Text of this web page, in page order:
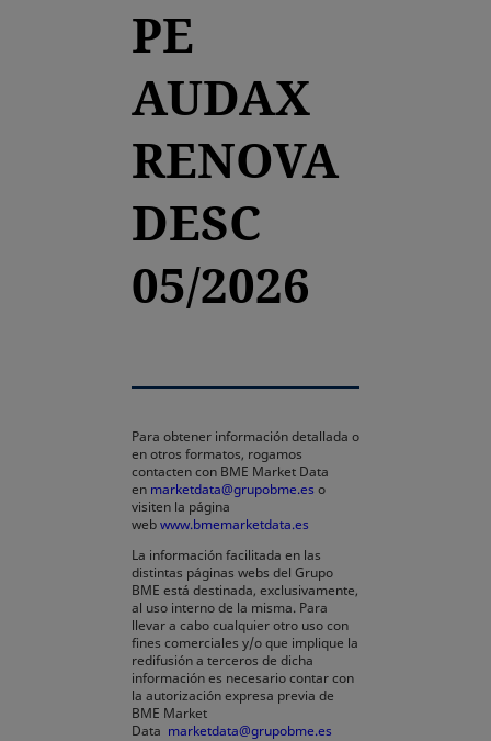
PE
AUDAX
RENOVA
DESC
05/2026
Para obtener información detallada o
en otros formatos, rogamos
contacten con BME Market Data
en marketdata@grupobme.es o
visiten la página
webwww.bmemarketdata.es
La información facilitada en las
distintas páginas webs del Grupo
BME está destinada, exclusivamente,
al uso interno de la misma. Para
llevar a cabo cualquier otro uso con
fines comerciales y/o que implique la
redifusión a terceros de dicha
información es necesario contar con
la autorización expresa previa de
BME Market
Data marketdata@grupobme.es